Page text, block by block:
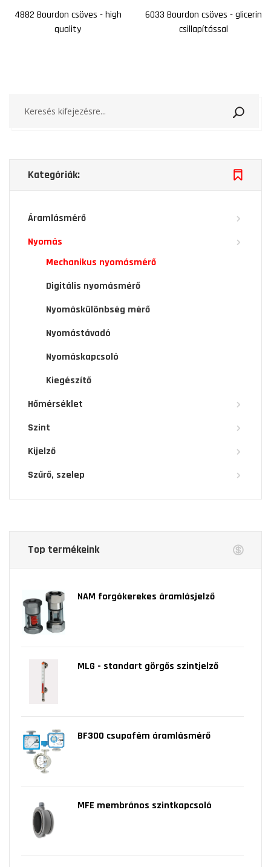
4882 Bourdon csöves - high
quality
6033 Bourdon csöves - glicerin
csillapítással
Kategóriák:
Áramlásmérő
Nyomás
Mechanikus nyomásmérő
Digitális nyomásmérő
Nyomáskülönbség mérő
Nyomástávadó
Nyomáskapcsoló
Kiegészítő
Hőmérséklet
Szint
Kijelző
Szűrő, szelep
Top termékeink
NAM forgókerekes áramlásjelző
MLG - standart görgős szintjelző
BF300 csupafém áramlásmérő
MFE membrános szintkapcsoló